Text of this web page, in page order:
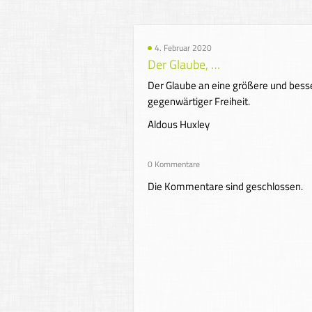
4. Februar 2020
Der Glaube, …
Der Glaube an eine größere und
gegenwärtiger Freiheit.
Aldous Huxley
0 Kommentare
Die Kommentare sind geschlossen.